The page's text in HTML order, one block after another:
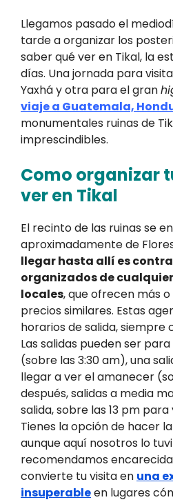
Llegamos pasado el
tarde a organizar los
saber qué ver en Tikal, la
días. Una jornada para
Yaxhá y otra para el gran
viaje a Guatemala,
monumentales ruinas de
imprescindibles.
Como organizar
ver en Tikal
El recinto de las ruinas se
aproximadamente de
llegar hasta allí es
organizados de
locales, que ofrecen más
precios similares. Estas
horarios de salida, siempre
Las salidas pueden ser
(sobre las 3:30 am), una
llegar a ver el amanecer
después, salidas a media
salida, sobre las 13 pm
Tienes la opción de hacer
aunque aquí nosotros lo
recomendamos
convierte tu visita en una
insuperableen lugares